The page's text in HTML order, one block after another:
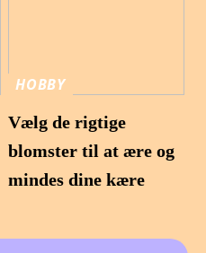
HOBBY
Vælg de rigtige
blomster til at ære og
mindes dine kære